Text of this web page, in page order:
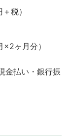
税）
ヶ月分）
金払い・銀行振